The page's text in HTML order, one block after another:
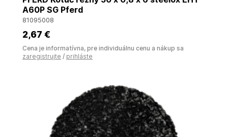
A60P SG Pferd
81095008
2,67 €
Cena je informatívna, pre individuálnu cenu a nákup sa
zaregistrujte / prihláste